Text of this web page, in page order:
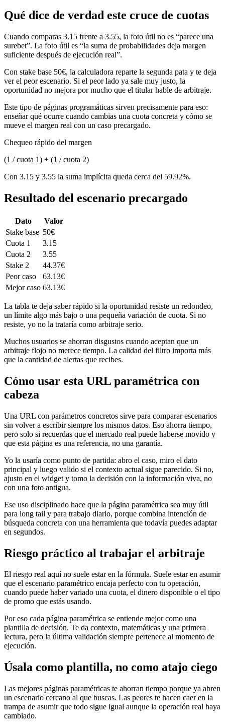
Qué dice de verdad este cruce de cuotas
Cuando comparas 3.15 frente a 3.55, la foto útil no es “parece una
surebet”. La foto útil es “la suma de probabilidades deja margen
suficiente después de ejecución real”.
Con stake base 50€, la calculadora reparte la segunda pata y te deja
ver el peor escenario. Si el peor lado ya sale muy justo, la
oportunidad no mejora por mucho que el titular hable de arbitraje.
Este tipo de páginas programáticas sirven precisamente para eso:
enseñar qué ocurre cuando cambias una cuota concreta y cómo se
mueve el margen real con un caso precargado.
Chequeo rápido del margen
(1 / cuota 1) + (1 / cuota 2)
Con 3.15 y 3.55 la suma implícita queda cerca del 59.92%.
Resultado del escenario precargado
Dato
Valor
Stake base 50€
Cuota 1
3.15
Cuota 2
3.55
Stake 2
44.37€
Peor caso
63.13€
Mejor caso 63.13€
La tabla te deja saber rápido si la oportunidad resiste un redondeo,
un límite algo más bajo o una pequeña variación de cuota. Si no
resiste, yo no la trataría como arbitraje serio.
Muchos usuarios se ahorran disgustos cuando aceptan que un
arbitraje flojo no merece tiempo. La calidad del filtro importa más
que la cantidad de alertas que recibes.
Cómo usar esta URL paramétrica con
cabeza
Una URL con parámetros concretos sirve para comparar escenarios
sin volver a escribir siempre los mismos datos. Eso ahorra tiempo,
pero solo si recuerdas que el mercado real puede haberse movido y
que esta página es una referencia, no una garantía.
Yo la usaría como punto de partida: abro el caso, miro el dato
principal y luego valido si el contexto actual sigue parecido. Si no,
ajusto en el widget y tomo la decisión con la información viva, no
con una foto antigua.
Ese uso disciplinado hace que la página paramétrica sea muy útil
para long tail y para trabajo diario, porque combina intención de
búsqueda concreta con una herramienta que todavía puedes adaptar
en segundos.
Riesgo práctico al trabajar el arbitraje
El riesgo real aquí no suele estar en la fórmula. Suele estar en asumir
que el escenario paramétrico encaja perfecto con tu operación,
cuando puede haber variado una cuota, el dinero disponible o el tipo
de promo que estás usando.
Por eso cada página paramétrica se entiende mejor como una
plantilla de decisión. Te da contexto, matemáticas y una primera
lectura, pero la última validación siempre pertenece al momento de
ejecución.
Úsala como plantilla, no como atajo ciego
Las mejores páginas paramétricas te ahorran tiempo porque ya abren
un escenario cercano al que buscas. Las peores te hacen caer en la
trampa de asumir que todo sigue igual aunque la operación real haya
cambiado.